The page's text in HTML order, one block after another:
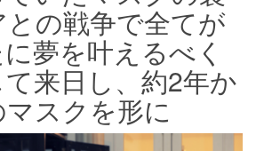
の戦争で全てが
夢を叶えるべく
来日し、約2年か
スクを形に